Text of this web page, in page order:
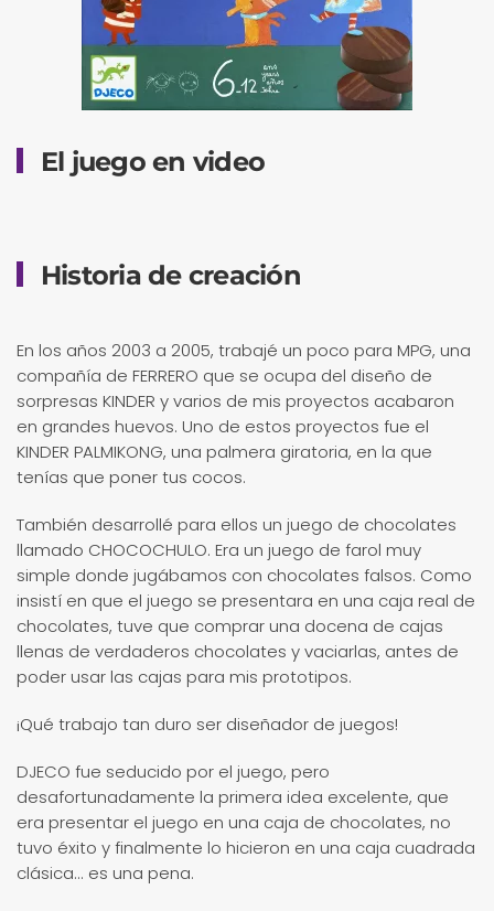
El juego en video
Historia de creación
En los años 2003 a 2005, trabajé un poco para MPG, una
compañía de FERRERO que se ocupa del diseño de
sorpresas KINDER y varios de mis proyectos acabaron
en grandes huevos. Uno de estos proyectos fue el
KINDER PALMIKONG, una palmera giratoria, en la que
tenías que poner tus cocos.
También desarrollé para ellos un juego de chocolates
llamado CHOCOCHULO. Era un juego de farol muy
simple donde jugábamos con chocolates falsos. Como
insistí en que el juego se presentara en una caja real de
chocolates, tuve que comprar una docena de cajas
llenas de verdaderos chocolates y vaciarlas, antes de
poder usar las cajas para mis prototipos.
¡Qué trabajo tan duro ser diseñador de juegos!
DJECO fue seducido por el juego, pero
desafortunadamente la primera idea excelente, que
era presentar el juego en una caja de chocolates, no
tuvo éxito y finalmente lo hicieron en una caja cuadrada
clásica... es una pena.